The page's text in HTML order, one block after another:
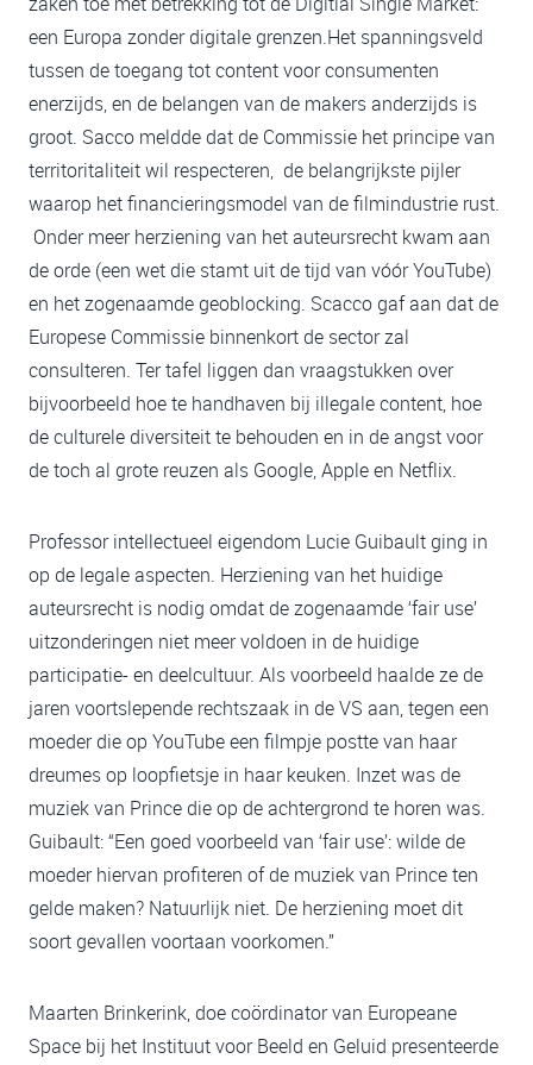
een Europa zonder digitale grenzen.Het spanningsveld
tussen de toegang tot content voor consumenten
enerzijds, en de belangen van de makers anderzijds is
groot. Sacco meldde dat de Commissie het principe van
territoritaliteit wil respecteren, de belangrijkste pijler
waarop het financieringsmodel van de filmindustrie rust.
Onder meer herziening van het auteursrecht kwam aan
de orde (een wet die stamt uit de tijd van vóór YouTube)
en het zogenaamde geoblocking. Scacco gaf aan dat de
Europese Commissie binnenkort de sector zal
consulteren. Ter tafel liggen dan vraagstukken over
bijvoorbeeld hoe te handhaven bij illegale content, hoe
de culturele diversiteit te behouden en in de angst voor
de toch al grote reuzen als Google, Apple en Netflix.
Professor intellectueel eigendom Lucie Guibault ging in
op de legale aspecten. Herziening van het huidige
auteursrecht is nodig omdat de zogenaamde ‘fair use’
uitzonderingen niet meer voldoen in de huidige
participatie- en deelcultuur. Als voorbeeld haalde ze de
jaren voortslepende rechtszaak in de VS aan, tegen een
moeder die op YouTube een filmpje postte van haar
dreumes op loopfietsje in haar keuken. Inzet was de
muziek van Prince die op de achtergrond te horen was.
Guibault: “Een goed voorbeeld van ‘fair use’: wilde de
moeder hiervan profiteren of de muziek van Prince ten
gelde maken? Natuurlijk niet. De herziening moet dit
soort gevallen voortaan voorkomen.”
Maarten Brinkerink, doe coördinator van Europeane
Space bij het Instituut voor Beeld en Geluid presenteerde